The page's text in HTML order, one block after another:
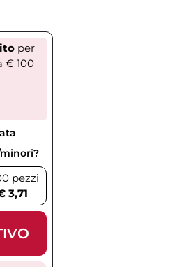
per
€ 100
pezzi
3,71